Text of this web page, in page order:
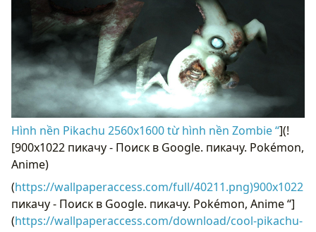
Hình nền Pikachu 2560x1600 từ hình nền Zombie “](!
[900x1022 пикачу - Поиск в Google. пикачу. Pokémon,
Anime)
(https://wallpaperaccess.com/full/40211.png)900x1022
пикачу - Поиск в Google. пикачу. Pokémon, Anime “]
(https://wallpaperaccess.com/download/cool-pikachu-